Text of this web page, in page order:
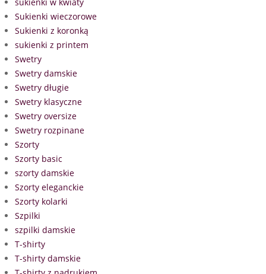
Sukienki wieczorowe
Sukienki z koronką
sukienki z printem
Swetry
Swetry damskie
Swetry długie
Swetry klasyczne
Swetry oversize
Swetry rozpinane
Szorty
Szorty basic
szorty damskie
Szorty eleganckie
Szorty kolarki
Szpilki
szpilki damskie
T-shirty
T-shirty damskie